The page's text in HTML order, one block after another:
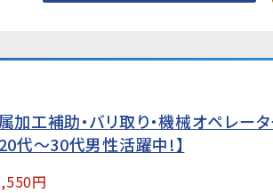
加工補助・バリ取り・機械オペレー
代～30代男性活躍中!】
円